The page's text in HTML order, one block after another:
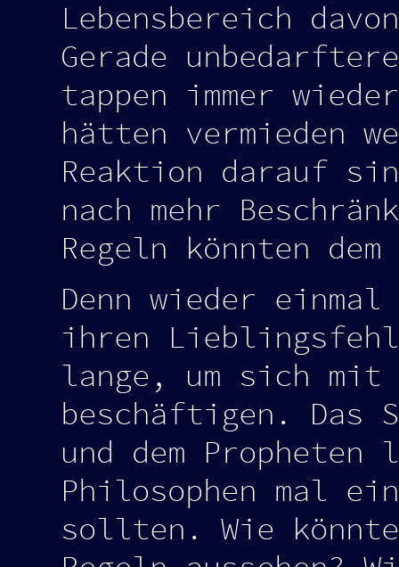
Lebensbereich
Gerade
tappen immer
hätten vermieden
Reaktion darauf
nach mehr
Regeln könnten
Denn wieder
ihren
lange, um sich mit
beschäftigen. Das
und dem
Philosophen mal ein
sollten. Wie